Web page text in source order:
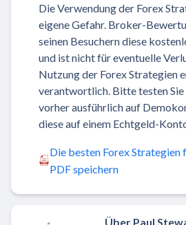
Die Verwendung der Forex
eigene Gefahr. Broker-
seinen Besuchern diese
und ist nicht für eventuelle
Nutzung der Forex Strategien
verantwortlich. Bitte testen Sie
vorher ausführlich auf
diese auf einem Echtgeld-
Die besten Forex Strategien
PDF speichern
Über Paul